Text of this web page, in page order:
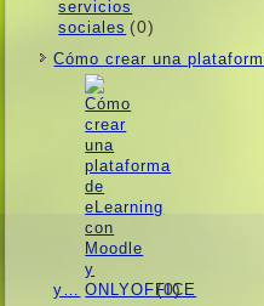
(0)
Cómo crear una
y… (0)